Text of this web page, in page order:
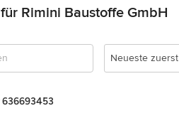
Rimini Baustoffe GmbH
Neueste zuerst